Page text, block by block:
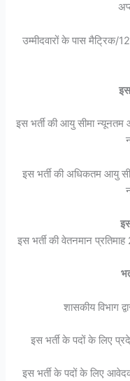
उम्मीदवारों के पास मैट्रिक/
इस भर्ती की आयु सीमा न्यूनतम
इस भर्ती की अधिकतम आयु
इस भर्ती की वेतनमान
शासकीय विभाग
इस भर्ती के पदों के लिए
इस भर्ती के पदों के लिए